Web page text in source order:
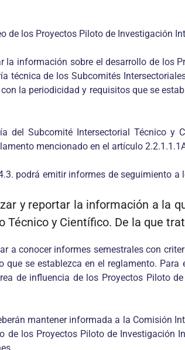
de los Proyectos Piloto de Investigación
información sobre el desarrollo de los
de los Subcomités
la periodicidad y requisitos que se
del Subcomité Intersectorial Técnico y
mencionado en el artículo
podrá emitir informes de seguimiento
y reportar la información a la
y Científico. De la que
a conocer informes semestrales con
se establezca en el reglamento. Para
de influencia de los Proyectos Piloto
mantener informada a la Comisión
los Proyectos Piloto de Investigación